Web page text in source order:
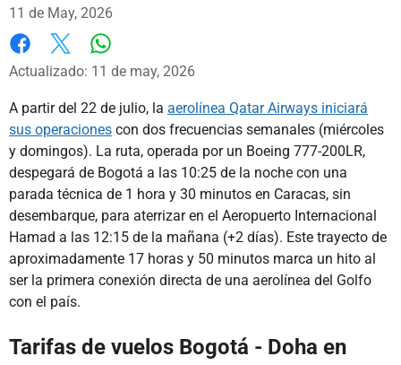
11 de May, 2026
Facebook
X
Actualizado: 11 de may, 2026
A partir del 22 de julio, la aerolínea Qatar Airways iniciará
sus operaciones con dos frecuencias semanales (miércoles
y domingos). La ruta, operada por un Boeing 777-200LR,
despegará de Bogotá a las 10:25 de la noche con una
parada técnica de 1 hora y 30 minutos en Caracas, sin
desembarque, para aterrizar en el Aeropuerto Internacional
Hamad a las 12:15 de la mañana (+2 días). Este trayecto de
aproximadamente 17 horas y 50 minutos marca un hito al
ser la primera conexión directa de una aerolínea del Golfo
con el país.
Tarifas de vuelos Bogotá - Doha en